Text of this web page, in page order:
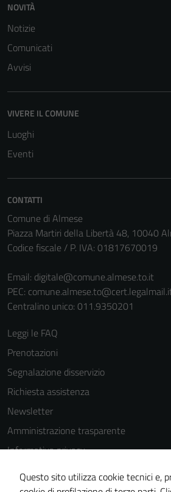
NOVITÀ
Notizie
Comunicati
Avvisi
VIVERE IL COMUNE
Luoghi
Eventi
CONTATTI
Comune di Almese
Piazza Martiri della Libertà 48, 10040
Codice fiscale / P. IVA: 01817670019
Email: digitale@comune.almese.to.it
PEC:
Centralino unico: 011.9350201
Leggi le FAQ
Prenotazioni
Segnalazione disservizio
Richiesta assistenza
Newsletter
Amministrazione trasparente
Informativa privacy
Cookie Policy
Note legali
Questo sito utilizza cookie tecnici e,
per